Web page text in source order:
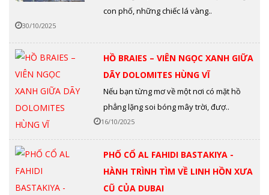
con phố, những chiếc lá vàng..
30/10/2025
HỒ BRAIES – VIÊN NGỌC XANH GIỮA
DÃY DOLOMITES HÙNG VĨ
Nếu bạn từng mơ về một nơi có mặt hồ
phẳng lặng soi bóng mây trời, đượ..
16/10/2025
PHỐ CỔ AL FAHIDI BASTAKIYA -
HÀNH TRÌNH TÌM VỀ LINH HỒN XƯA
CŨ CỦA DUBAI